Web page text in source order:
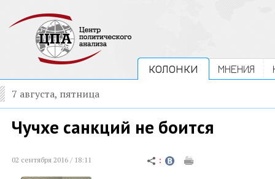
КОЛОНКИ МНЕНИЯ
7 августа, пятница
Чучхе санкций не боится
02 сентября 2016 / 18:11